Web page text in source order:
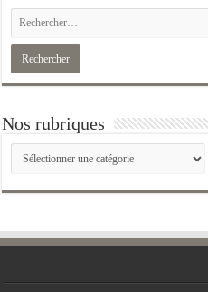
Nos rubriques
Nos
rubriques